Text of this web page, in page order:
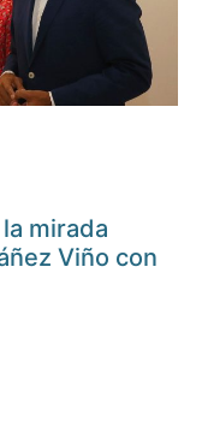
mirada
Viño con